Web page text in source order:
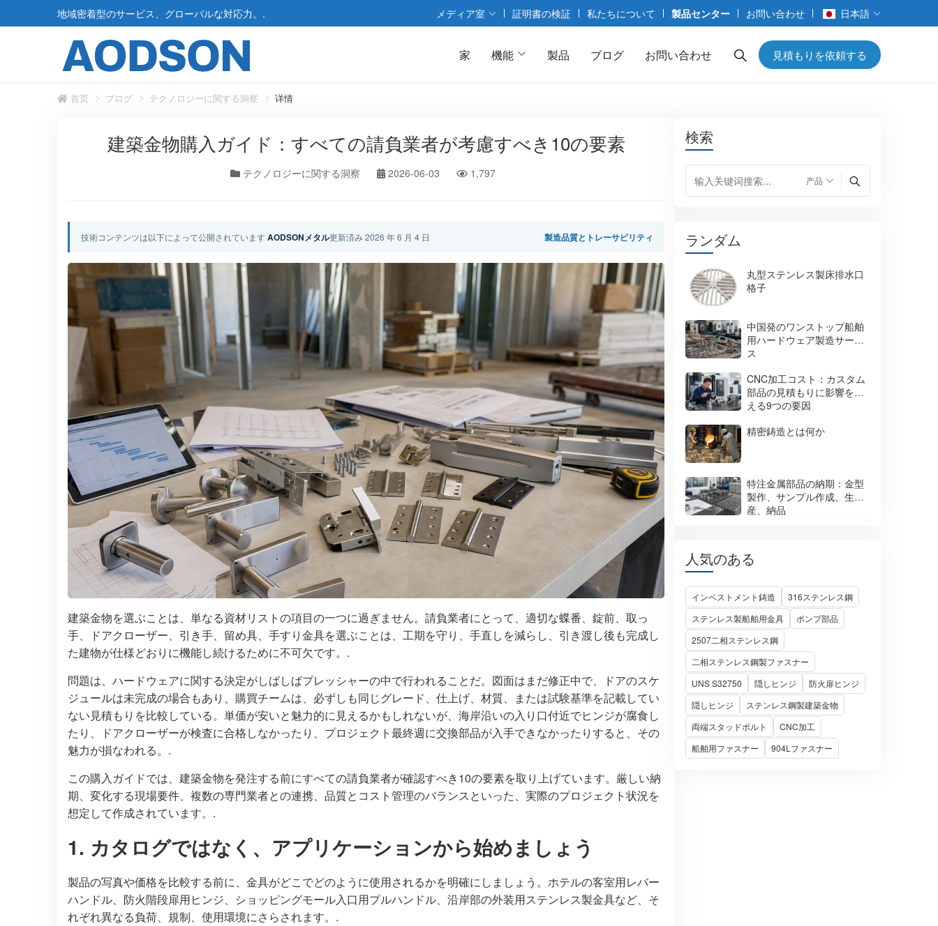
地域密着型のサービス、グローバルな対応力。. メディア室 証明書の検証 私たちについて 製品センター お問い合わせ 日本語
家 機能 製品 ブログ お問い合わせ 見積もりを依頼する
首页 ブログ テクノロジーに関する洞察 详情
検索
ランダム
丸型ステンレス製床排水口
格子
中国発のワンストップ船舶
用ハードウェア製造サービ
ス
CNC加工コスト：カスタム
部品の見積もりに影響を与
える9つの要因
精密鋳造とは何か
特注金属部品の納期：金型
製作、サンプル作成、生
産、納品
人気のある
インベストメント鋳造
316ステンレス鋼
ステンレス製船舶用金具
ポンプ部品
2507二相ステンレス鋼
二相ステンレス鋼製ファスナー
UNS S32750
隠しヒンジ
防火扉ヒンジ
隠しヒンジ
ステンレス鋼製建築金物
両端スタッドボルト
CNC加工
船舶用ファスナー
904Lファスナー
建築金物購入ガイド：すべての請負業者が考慮すべき10の要素
テクノロジーに関する洞察 2026-06-03 1,797
技術コンテンツは以下によって公開されています AODSONメタル更新済み 2026 年 6 月 4 日 製造品質とトレーサビリティ
建築金物を選ぶことは、単なる資材リストの項目の一つに過ぎません。請負業者にとって、適切な蝶番、錠前、取っ
手、ドアクローザー、引き手、留め具、手すり金具を選ぶことは、工期を守り、手直しを減らし、引き渡し後も完成し
た建物が仕様どおりに機能し続けるために不可欠です。.
問題は、ハードウェアに関する決定がしばしばプレッシャーの中で行われることだ。図面はまだ修正中で、ドアのスケ
ジュールは未完成の場合もあり、購買チームは、必ずしも同じグレード、仕上げ、材質、または試験基準を記載してい
ない見積もりを比較している。単価が安いと魅力的に見えるかもしれないが、海岸沿いの入り口付近でヒンジが腐食し
たり、ドアクローザーが検査に合格しなかったり、プロジェクト最終週に交換部品が入手できなかったりすると、その
魅力が損なわれる。.
この購入ガイドでは、建築金物を発注する前にすべての請負業者が確認すべき10の要素を取り上げています。厳しい納
期、変化する現場要件、複数の専門業者との連携、品質とコスト管理のバランスといった、実際のプロジェクト状況を
想定して作成されています。.
1. カタログではなく、アプリケーションから始めましょう
製品の写真や価格を比較する前に、金具がどこでどのように使用されるかを明確にしましょう。ホテルの客室用レバー
ハンドル、防火階段扉用ヒンジ、ショッピングモール入口用プルハンドル、沿岸部の外装用ステンレス製金具など、そ
れぞれ異なる負荷、規制、使用環境にさらされます。.